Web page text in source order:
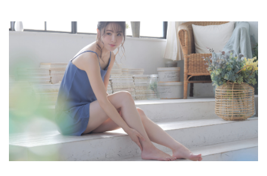
未成年の方へ
- ピコスポット
- 刺青(タトゥー）除去
- VISIA
- CO2（炭酸ガス）レーザー
- ジュベルック(Juvelook)
- ボツリヌストキシン注射
- ケミカルピーリング